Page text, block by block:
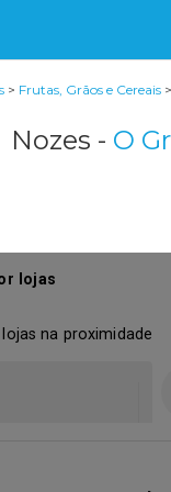
> Frutas, Grãos e Cereais
Nozes - O